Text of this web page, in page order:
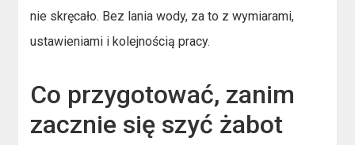
nie skręcało. Bez lania wody, za to z wymiarami,
ustawieniami i kolejnością pracy.
Co przygotować, zanim
zacznie się szyć żabot